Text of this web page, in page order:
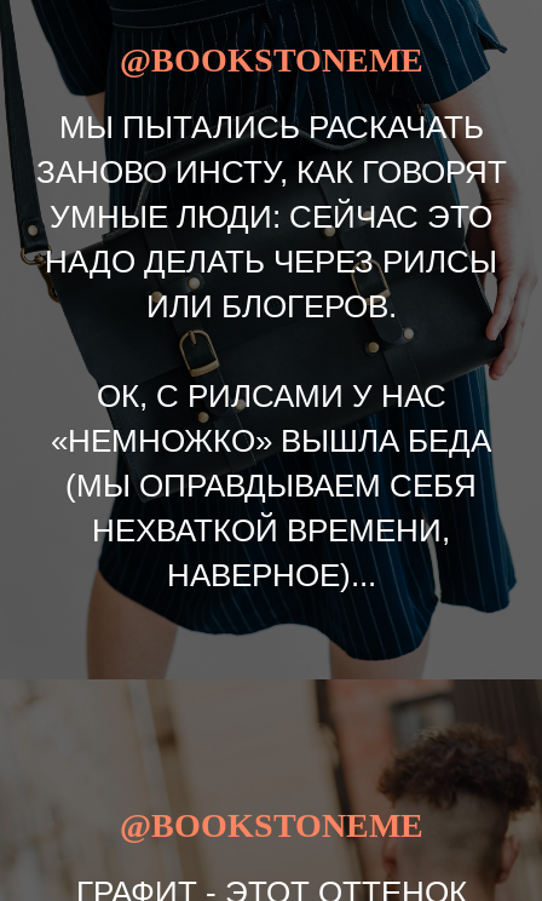
@BOOKSTONEME
МЫ ПЫТАЛИСЬ РАСКАЧАТЬ
ЗАНОВО ИНСТУ, КАК ГОВОРЯТ
УМНЫЕ ЛЮДИ: СЕЙЧАС ЭТО
НАДО ДЕЛАТЬ ЧЕРЕЗ РИЛСЫ
ИЛИ БЛОГЕРОВ.
ОК, С РИЛСАМИ У НАС
«НЕМНОЖКО» ВЫШЛА БЕДА
(МЫ ОПРАВДЫВАЕМ СЕБЯ
НЕХВАТКОЙ ВРЕМЕНИ,
НАВЕРНОЕ)...
@BOOKSTONEME
ГРАФИТ - ЭТОТ ОТТЕНОК